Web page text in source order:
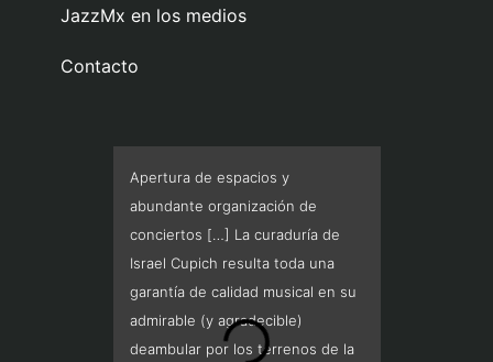
JazzMx en los medios
Contacto
Apertura de espacios y
abundante organización de
conciertos […] La curaduría de
Israel Cupich resulta toda una
garantía de calidad musical en su
admirable (y agradecible)
deambular por los terrenos de la